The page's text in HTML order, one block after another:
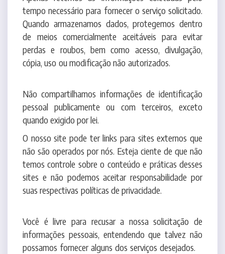
de meios comercialmente aceitáveis para evitar
perdas e roubos, bem como acesso, divulgação,
cópia, uso ou modificação não autorizados.
Não compartilhamos informações de identificação
quando exigido por lei.
O nosso site pode ter links para sites externos que
não são operados por nós. Esteja ciente de que não
temos controle sobre o conteúdo e práticas desses
sites e não podemos aceitar responsabilidade por
suas respectivas políticas de privacidade.
Você é livre para recusar a nossa solicitação de
possamos fornecer alguns dos serviços desejados.
O uso continuado de nosso site será considerado